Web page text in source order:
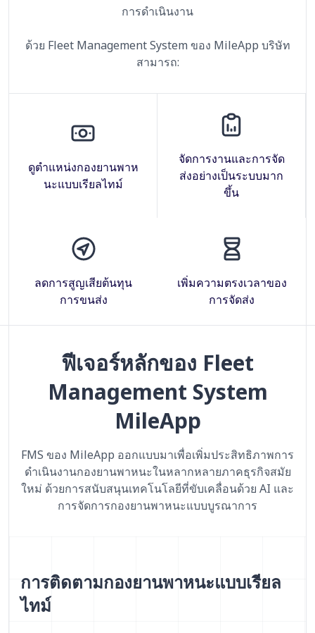
การดำเนินงาน
ด้วย Fleet Management System ของ MileApp บริษัท
สามารถ:
ดูตำแหน่งกองยานพาห
นะแบบเรียลไทม์
จัดการงานและการจัด
ส่งอย่างเป็นระบบมาก
ขึ้น
ลดการสูญเสียต้นทุน
การขนส่ง
เพิ่มความตรงเวลาของ
การจัดส่ง
ฟีเจอร์หลักของ Fleet
Management System
MileApp
FMS ของ MileApp ออกแบบมาเพื่อเพิ่มประสิทธิภาพการ
ดำเนินงานกองยานพาหนะในหลากหลายภาคธุรกิจสมัย
ใหม่ ด้วยการสนับสนุนเทคโนโลยีที่ขับเคลื่อนด้วย AI และ
การจัดการกองยานพาหนะแบบบูรณาการ
การติดตามกองยานพาหนะแบบเรียล
ไทม์